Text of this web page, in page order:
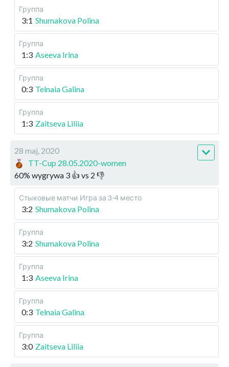
Группа
3:1 Shumakova Polina
Группа
1:3 Aseeva Irina
Группа
0:3 Telnaia Galina
Группа
1:3 Zaitseva Liliia
28 maj, 2020
TT-Cup 28.05.2020-women
60% wygrywa 3 👍 vs 2 👎
Стыковые матчи Игра за 3-4 место
3:2 Shumakova Polina
Группа
3:2 Shumakova Polina
Группа
1:3 Aseeva Irina
Группа
0:3 Telnaia Galina
Группа
3:0 Zaitseva Liliia